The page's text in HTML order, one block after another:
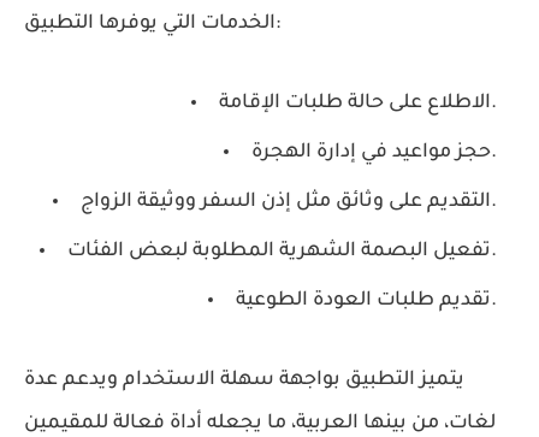
الخدمات التي يوفرها التطبيق:
الاطلاع على حالة طلبات الإقامة.
حجز مواعيد في إدارة الهجرة.
التقديم على وثائق مثل إذن السفر ووثيقة الزواج.
تفعيل البصمة الشهرية المطلوبة لبعض الفئات.
تقديم طلبات العودة الطوعية.
يتميز التطبيق بواجهة سهلة الاستخدام ويدعم عدة
لغات، من بينها العربية، ما يجعله أداة فعالة للمقيمين